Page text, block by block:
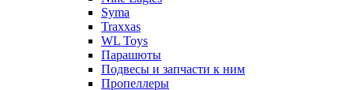
Syma
Traxxas
WL Toys
Парашюты
Подвесы и запчасти к ним
Пропеллеры